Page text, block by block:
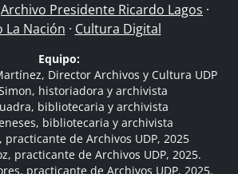
Archivo Presidente Ricardo Lagos ·
La Nación · Cultura Digital
Equipo:
Director Archivos y Cultura UDP
historiadora y archivista
bibliotecaria y archivista
bibliotecaria y archivista
practicante de Archivos UDP, 2025
practicante de Archivos UDP, 2025.
practicante de Archivos UDP, 2025.